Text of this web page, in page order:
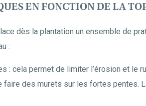
EN FONCTION DE LA
dès la plantation un ensemble de
:
: cela permet de limiter l’érosion et le
faire des murets sur les fortes pentes.